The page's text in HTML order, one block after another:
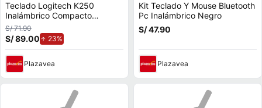
Teclado Logitech K250
Inalámbrico Compacto
Bluetooth Blanco
S/ 71.90
S/ 89.00 23%
Plazavea
Kit Teclado Y Mouse Bluetooth
Pc Inalámbrico Negro
S/ 47.90
Plazavea